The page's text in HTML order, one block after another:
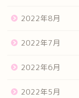
2022年8月
2022年7月
2022年6月
2022年5月